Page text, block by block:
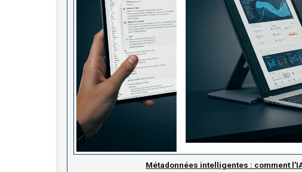
Métadonnées intelligentes : comment